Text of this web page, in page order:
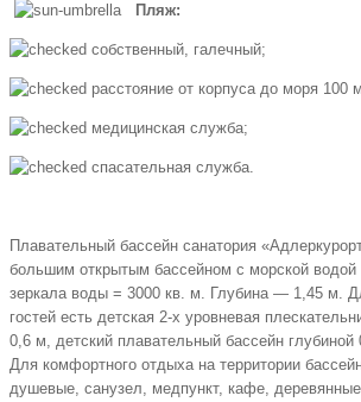
Пляж:
собственный, галечный;
расстояние от корпуса до моря 100
медицинская служба;
спасательная служба.
Плавательный бассейн санатория
большим открытым бассейном с морской
зеркала воды = 3000 кв. м. Глубина — 1,45 м.
гостей есть детская 2-х уровневая
0,6 м, детский плавательный бассейн глубиной
Для комфортного отдыха на территории
душевые, санузел, медпункт, кафе,